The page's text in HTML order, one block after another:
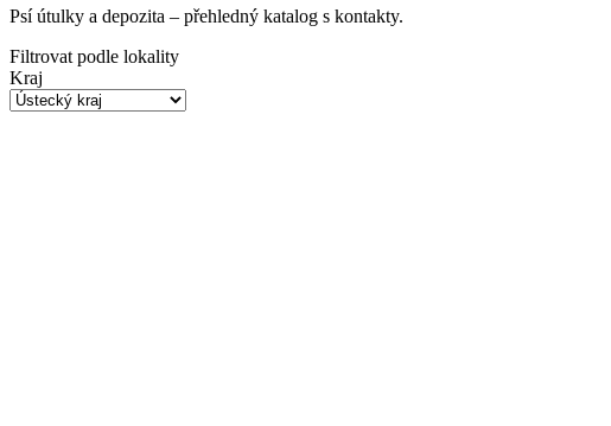
Psí útulky a depozita – přehledný katalog s kontakty.
Filtrovat podle lokality
Kraj